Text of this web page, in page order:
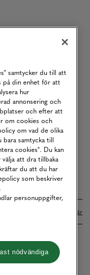
med Klarna. Läs mer här
samtycker du till att
på din enhet för att
hur
annonsering och
och efter att
om cookies och
om vad de olika
bara samtycka till
cookies". Du kan
välja att dra tillbaka
du att du har
som beskriver
personuppgifter,
nödvändiga